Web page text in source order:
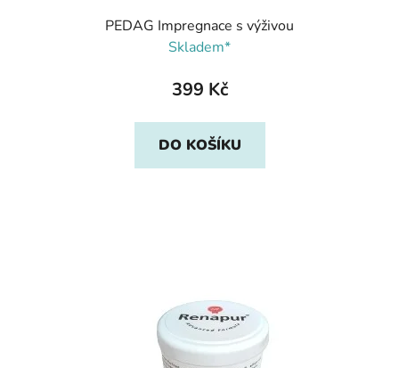
PEDAG Impregnace s výživou
Skladem*
399 Kč
DO KOŠÍKU